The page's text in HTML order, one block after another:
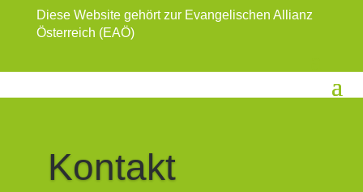
Diese Website gehört zur Evangelischen Allianz
Österreich (EAÖ)
Kontakt